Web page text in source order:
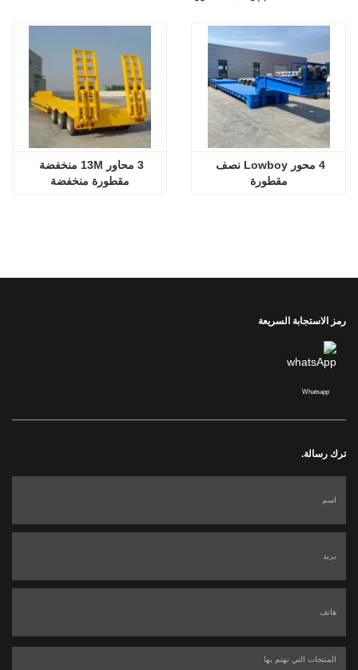
مقطورة منخفضة
مقطورة
رمز الاستجابة السريعة
Whatsapp
ترك رسالة.